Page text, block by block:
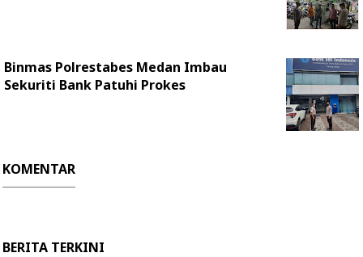
Binmas Polrestabes Medan Imbau
Sekuriti Bank Patuhi Prokes
KOMENTAR
BERITA TERKINI